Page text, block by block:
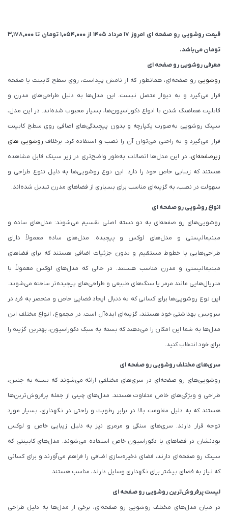
قیمت روشویی رو صفحه ای امروز 17 مرداد 1405 از 1,054,000 تومان تا 3,178,000
تومانمی‌باشد.
معرفی روشویی رو صفحه ای
روشویی رو صفحه‌ای، همانطور که از نامش پیداست، روی سطح کابینت یا صفحه
قرار می‌گیرد و به دیوار متصل نیست. این مدل‌ها به دلیل طراحی‌های مدرن و
قابلیت هماهنگ شدن با انواع دکوراسیون‌ها، بسیار محبوب شده‌اند. در این مدل،
سینک روشویی به‌صورت یکپارچه و بدون پیچیدگی‌های اضافی روی سطح کابینت
قرار می‌گیرد و به راحتی می‌توان آن را نصب و استفاده کرد. برخلافروشویی‌ های
زیرصفحه‌ای، در این مدل‌ها اتصالات به‌طور واضح‌تری در زیر سینک قابل مشاهده
هستند که زیبایی خاص خود را دارد. این نوع روشویی‌ها به دلیل تنوع طراحی و
سهولت در نصب، به گزینه‌ای مناسب برای بسیاری از فضاهای مدرن تبدیل شده‌اند.
انواع روشویی رو صفحه ای
روشویی‌های رو صفحه‌ای به دو دسته اصلی تقسیم می‌شوند: مدل‌های ساده و
مینیمالیستی و مدل‌های لوکس و پیچیده. مدل‌های ساده معمولاً دارای
طراحی‌هایی با خطوط مستقیم و بدون جزئیات اضافی هستند که برای فضاهای
مینیمالیستی و مدرن مناسب هستند. در حالی که مدل‌های لوکس معمولاً با
متریال‌هایی مانند مرمر یا سنگ‌های طبیعی و طراحی‌های پیچیده‌تر ساخته می‌شوند.
این نوع روشویی‌ها برای کسانی که به دنبال ایجاد فضایی خاص و منحصر به فرد در
سرویس بهداشتی خود هستند، گزینه‌ای ایده‌آل است. در مجموع، انواع مختلف این
مدل‌ها به شما این امکان را می‌دهند که بسته به سبک دکوراسیون، بهترین گزینه را
برای خود انتخاب کنید.
سری‌های مختلف روشویی رو صفحه ای
روشویی‌های رو صفحه‌ای در سری‌های مختلفی ارائه می‌شوند که بسته به جنس،
طراحی و ویژگی‌های خاص متفاوت هستند. مدل‌های چینی از جمله پرفروش‌ترین‌ها
هستند که به دلیل مقاومت بالا در برابر رطوبت و راحتی در نگهداری، بسیار مورد
توجه قرار دارند. سری‌های سنگی و مرمری نیز به دلیل زیبایی خاص و لوکس
بودنشان در فضاهای با دکوراسیون خاص استفاده می‌شوند. مدل‌های کابینتی که
سینک رو صفحه‌ای دارند، فضای ذخیره‌سازی اضافی را فراهم می‌آورند و برای کسانی
که نیاز به فضای بیشتر برای نگهداری وسایل دارند، مناسب هستند.
لیست پرفروش‌ترین روشویی رو صفحه ای
در میان مدل‌های مختلف روشویی رو صفحه‌ای، برخی از مدل‌ها به دلیل طراحی